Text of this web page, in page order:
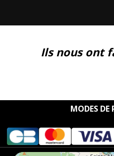
Ils nous ont
MODES DE